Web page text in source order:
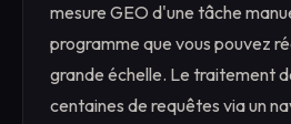
mesure GEO d'une tâche
programme que vous pouvez
grande échelle. Le traitement
centaines de requêtes via un